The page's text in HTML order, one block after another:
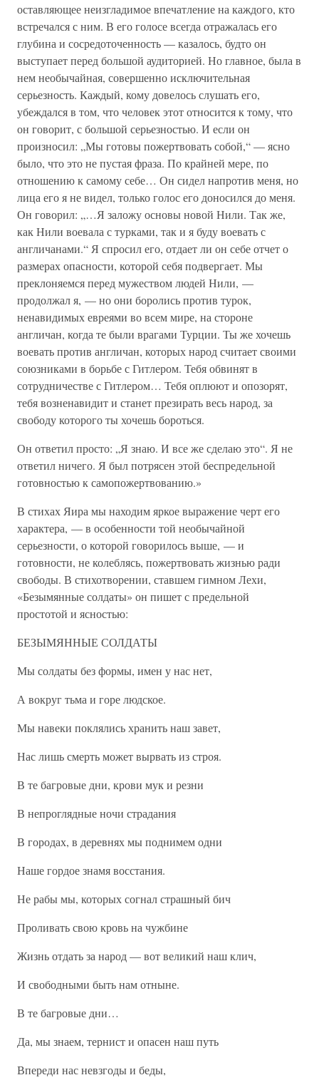
оставляющее неизгладимое впечатление на каждого, кто
встречался с ним. В его голосе всегда отражалась его
глубина и сосредоточенность — казалось, будто он
выступает перед большой аудиторией. Но главное, была в
нем необычайная, совершенно исключительная
серьезность. Каждый, кому довелось слушать его,
убеждался в том, что человек этот относится к тому, что
он говорит, с большой серьезностью. И если он
произносил: „Мы готовы пожертвовать собой,“ — ясно
было, что это не пустая фраза. По крайней мере, по
отношению к самому себе… Он сидел напротив меня, но
лица его я не видел, только голос его доносился до меня.
Он говорил: „…Я заложу основы новой Нили. Так же,
как Нили воевала с турками, так и я буду воевать с
англичанами.“ Я спросил его, отдает ли он себе отчет о
размерах опасности, которой себя подвергает. Мы
преклоняемся перед мужеством людей Нили, —
продолжал я, — но они боролись против турок,
ненавидимых евреями во всем мире, на стороне
англичан, когда те были врагами Турции. Ты же хочешь
воевать против англичан, которых народ считает своими
союзниками в борьбе с Гитлером. Тебя обвинят в
сотрудничестве с Гитлером… Тебя оплюют и опозорят,
тебя возненавидит и станет презирать весь народ, за
свободу которого ты хочешь бороться.
Он ответил просто: „Я знаю. И все же сделаю это“. Я не
ответил ничего. Я был потрясен этой беспредельной
готовностью к самопожертвованию.»
В стихах Яира мы находим яркое выражение черт его
характера, — в особенности той необычайной
серьезности, о которой говорилось выше, — и
готовности, не колеблясь, пожертвовать жизнью ради
свободы. В стихотворении, ставшем гимном Лехи,
«Безымянные солдаты» он пишет с предельной
простотой и ясностью:
БЕЗЫМЯННЫЕ СОЛДАТЫ
Мы солдаты без формы, имен у нас нет,
А вокруг тьма и горе людское.
Мы навеки поклялись хранить наш завет,
Нас лишь смерть может вырвать из строя.
В те багровые дни, крови мук и резни
В непроглядные ночи страдания
В городах, в деревнях мы поднимем одни
Наше гордое знамя восстания.
Не рабы мы, которых согнал страшный бич
Проливать свою кровь на чужбине
Жизнь отдать за народ — вот великий наш клич,
И свободными быть нам отныне.
В те багровые дни…
Да, мы знаем, тернист и опасен наш путь
Впереди нас невзгоды и беды,